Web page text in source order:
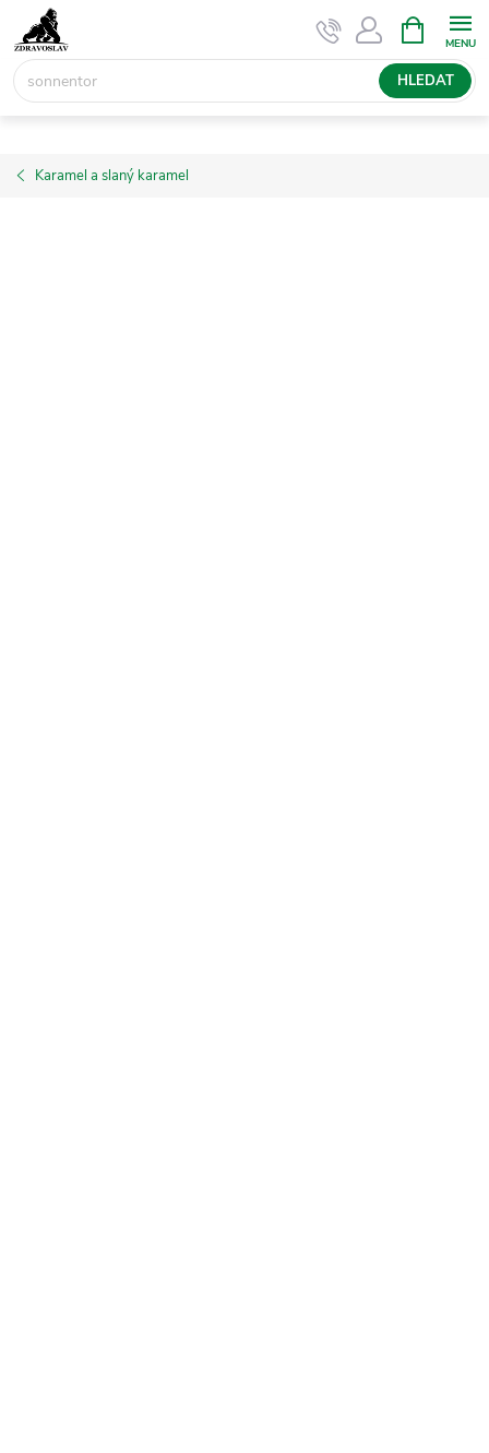
na
obsah
HLEDAT
NÁKUPNÍ
KOŠÍK
Karamel a slaný karamel